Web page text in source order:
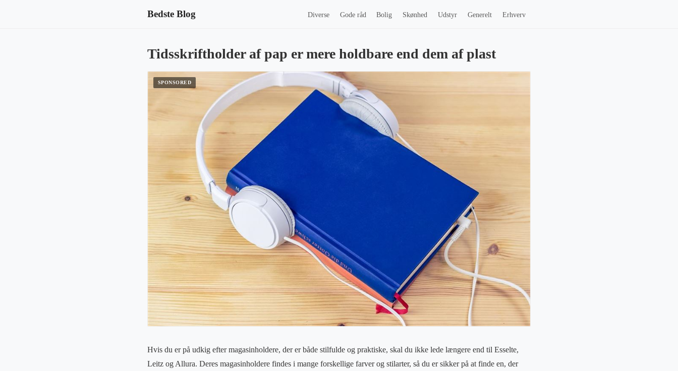
Bedste Blog Diverse Gode råd Bolig Skønhed Udstyr Generelt Erhverv
Tidsskriftholder af pap er mere holdbare end dem af plast
Hvis du er på udkig efter magasinholdere, der er både stilfulde og praktiske, skal du ikke lede længere end til Esselte,
Leitz og Allura. Deres magasinholdere findes i mange forskellige farver og stilarter, så du er sikker på at finde en, der